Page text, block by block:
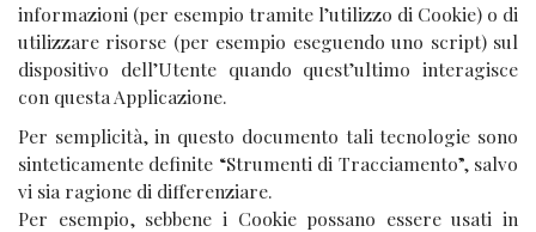
informazioni (per esempio tramite l’utilizzo di Cookie) o di
utilizzare risorse (per esempio eseguendo uno script) sul
dispositivo dell’Utente quando quest’ultimo interagisce
con questa Applicazione.
Per semplicità, in questo documento tali tecnologie sono
sinteticamente definite “Strumenti di Tracciamento”, salvo
vi sia ragione di differenziare.
Per esempio, sebbene i Cookie possano essere usati in